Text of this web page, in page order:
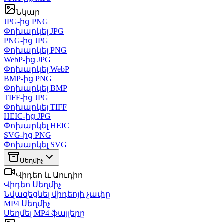
Նկար
JPG-ից PNG
Փոխարկել JPG
PNG-ից JPG
Փոխարկել PNG
WebP-ից JPG
Փոխարկել WebP
BMP-ից PNG
Փոխարկել BMP
TIFF-ից JPG
Փոխարկել TIFF
HEIC-ից JPG
Փոխարկել HEIC
SVG-ից PNG
Փոխարկել SVG
Սեղմիչ
Վիդեո և Աուդիո
Վիդեո Սեղմիչ
Նվազեցնել վիդեոյի չափը
MP4 Սեղմիչ
Սեղմել MP4 ֆայլերը